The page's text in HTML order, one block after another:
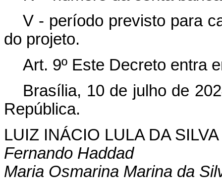
V - período previsto para
do projeto.
Art. 9º Este Decreto entra
Brasília, 10 de julho de
República.
LUIZ INÁCIO LULA DA SILVA
Fernando Haddad
Maria Osmarina Marina da